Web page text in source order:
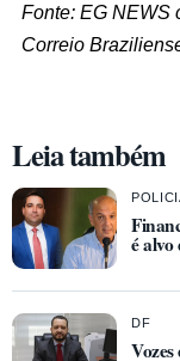
Fonte: EG NEWS
Correio
Leia também
é
DF